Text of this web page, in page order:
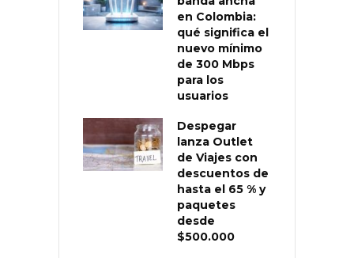
en Colombia:
qué significa el
nuevo mínimo
de 300 Mbps
para los
usuarios
Despegar
lanza Outlet
de Viajes con
descuentos de
hasta el 65 % y
paquetes
desde
$500.000